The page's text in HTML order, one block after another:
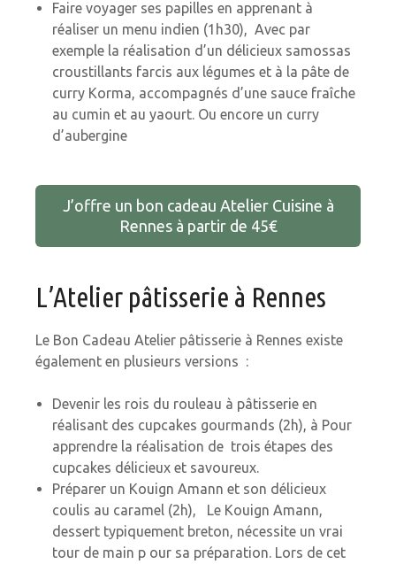
Faire voyager ses papilles en apprenant à
réaliser un menu indien (1h30), Avec par
exemple la réalisation d’un délicieux samossas
croustillants farcis aux légumes et à la pâte de
curry Korma, accompagnés d’une sauce fraîche
au cumin et au yaourt. Ou encore un curry
d’aubergine
J’offre un bon cadeau Atelier Cuisine à
Rennes à partir de 45€
L’Atelier pâtisserie à Rennes
Le Bon Cadeau Atelier pâtisserie à Rennes existe
également en plusieurs versions :
Devenir les rois du rouleau à pâtisserie en
réalisant des cupcakes gourmands (2h), à Pour
apprendre la réalisation de trois étapes des
cupcakes délicieux et savoureux.
Préparer un Kouign Amann et son délicieux
coulis au caramel (2h), Le Kouign Amann,
dessert typiquement breton, nécessite un vrai
tour de main p our sa préparation. Lors de cet